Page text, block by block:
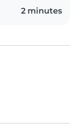
2 minutes